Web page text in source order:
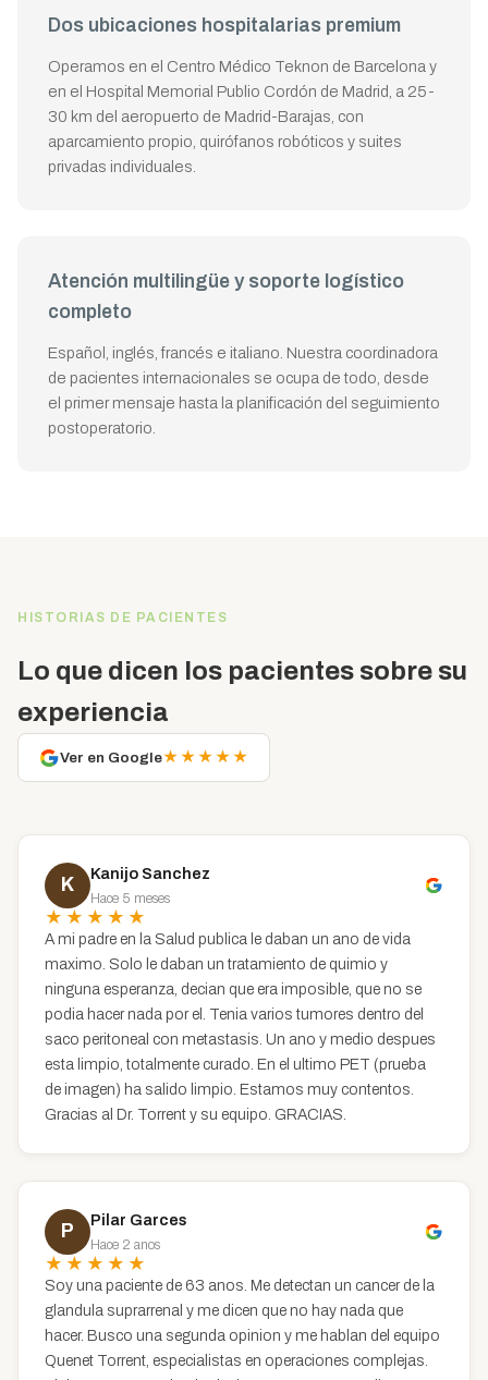
Dos ubicaciones hospitalarias premium
Operamos en el Centro Médico Teknon de Barcelona y
en el Hospital Memorial Publio Cordón de Madrid, a 25-
30 km del aeropuerto de Madrid-Barajas, con
aparcamiento propio, quirófanos robóticos y suites
privadas individuales.
Atención multilingüe y soporte logístico
completo
Español, inglés, francés e italiano. Nuestra coordinadora
de pacientes internacionales se ocupa de todo, desde
el primer mensaje hasta la planificación del seguimiento
postoperatorio.
HISTORIAS DE PACIENTES
Lo que dicen los pacientes sobre su
experiencia
Ver en Google★★★★★
K
Kanijo Sanchez
Hace 5 meses
★★★★★
A mi padre en la Salud publica le daban un ano de vida
maximo. Solo le daban un tratamiento de quimio y
ninguna esperanza, decian que era imposible, que no se
podia hacer nada por el. Tenia varios tumores dentro del
saco peritoneal con metastasis. Un ano y medio despues
esta limpio, totalmente curado. En el ultimo PET (prueba
de imagen) ha salido limpio. Estamos muy contentos.
Gracias al Dr. Torrent y su equipo. GRACIAS.
P
Pilar Garces
Hace 2 anos
★★★★★
Soy una paciente de 63 anos. Me detectan un cancer de la
glandula suprarrenal y me dicen que no hay nada que
hacer. Busco una segunda opinion y me hablan del equipo
Quenet Torrent, especialistas en operaciones complejas.